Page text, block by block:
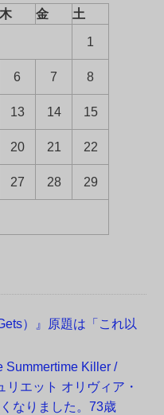
木 金 土
1
6 7 8
13 14 15
20 21 22
27 28 29
）』原題は「これ以
Summertime Killer /
エット オリヴィア・
なりました。73歳